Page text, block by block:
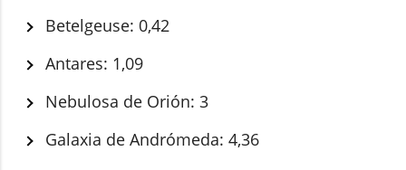
Betelgeuse: 0,42
Antares: 1,09
Nebulosa de Orión: 3
Galaxia de Andrómeda: 4,36